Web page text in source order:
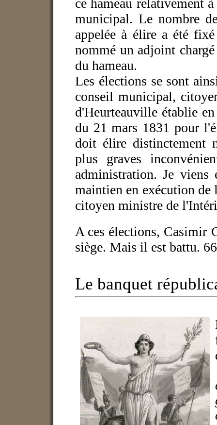
ce hameau relativement
municipal. Le nombre
appelée à élire a été
nommé un adjoint
du hameau.
Les élections se sont
conseil municipal,
d'Heurteauville établie
du 21 mars 1831 pour
doit élire distinctement
plus graves
administration. Je viens
maintien en exécution
citoyen ministre de
A ces élections, Casimir
siège. Mais il est battu.
Le banquet